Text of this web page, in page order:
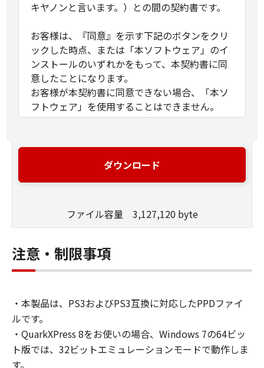
キヤノンと言います。）との間の契約書です。
お客様は、『同意』を示す下記のボタンをクリ
ックした時点、または「本ソフトウェア」のイ
ンストールのいずれかをもって、本契約書に同
意したことになります。
お客様が本契約書に同意できない場合、「本ソ
フトウェア」を使用することはできません。
(1) キヤノンは、お客様が「キヤノン製品」を利
用する目的のために、「キヤノン製品」に直接
（本契約書においては、「本ソフトウェア」を
ること、またはコンピューターにおいて表示す
ること、アクセスすること、もしくは実行する
ことのいずれも含むものとします。）するため
お客様は、また「指定機器」にネットワークを
通じて接続されたコンピューター上で、かかる
コンピューターの使用者に対して「本ソフトウ
ェア」を使用させることができますが、かかる
ダウンロード
ファイル容量 3,127,120 byte
注意・制限事項
・本製品は、PS3およびPS3互換に対応したPPDファイ
ルです。
・QuarkXPress 8をお使いの場合、Windows 7の64ビッ
ト版では、32ビットエミュレーションモードで動作しま
す。